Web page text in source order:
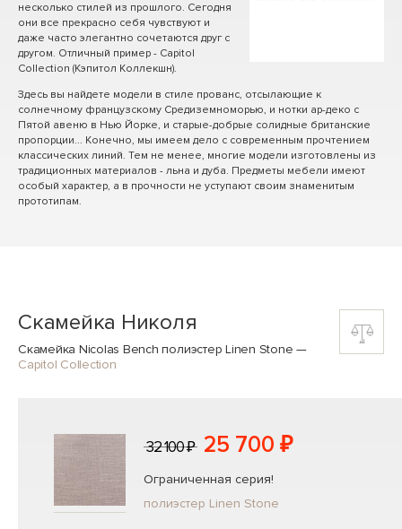
несколько стилей из прошлого. Сегодня
они все прекрасно себя чувствуют и
даже часто элегантно сочетаются друг с
другом. Отличный пример - Capitol
Collection (Кэпитол Коллекшн).
Здесь вы найдете модели в стиле прованс, отсылающие к
солнечному французскому Средиземноморью, и нотки ар-деко с
Пятой авеню в Нью Йорке, и старые-добрые солидные британские
пропорции... Конечно, мы имеем дело с современным прочтением
классических линий. Тем не менее, многие модели изготовлены из
традиционных материалов - льна и дуба. Предметы мебели имеют
особый характер, а в прочности не уступают своим знаменитым
прототипам.
Скамейка Николя
Скамейка Nicolas Bench полиэстер Linen Stone —
Capitol Collection
32 100 ₽ 25 700 ₽
Ограниченная серия!
полиэстер Linen Stone